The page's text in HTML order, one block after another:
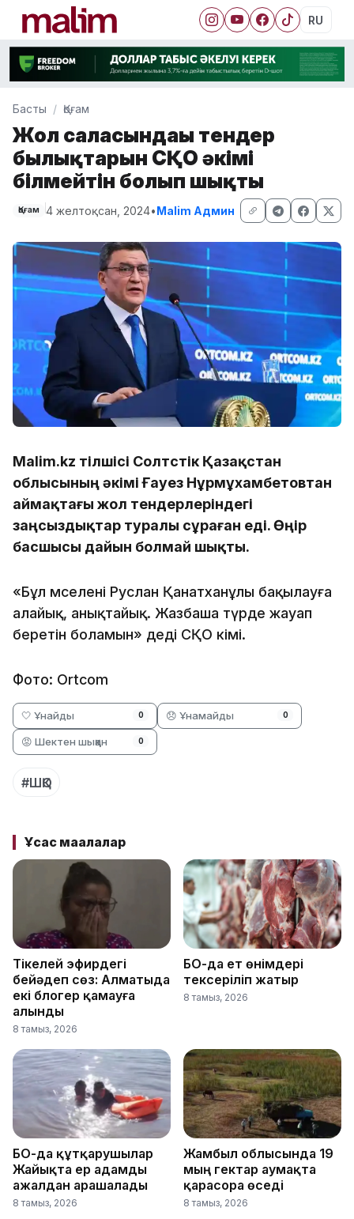
RU
Басты Қоғам
Жол саласындағы тендер
былықтарын СҚО әкімі
білмейтін болып шықты
Қоғам 4 желтоқсан, 2024•Malim Админ
Malim.kz тілшісі Солтүстік Қазақстан
облысының әкімі Ғауез Нұрмұхамбетовтан
аймақтағы жол тендерлеріндегі
заңсыздықтар туралы сұраған еді. Өңір
басшысы дайын болмай шықты.
«Бұл мәселені Руслан Қанатханұлы бақылауға
алайық, анықтайық. Жазбаша түрде жауап
беретін боламын» деді СҚО әкімі.
Фото: Ortcom
🤍 Ұнайды 0 😞 Ұнамайды 0
😡 Шектен шыққан 0
#ШҚО
Ұқсас мақалалар
Тікелей эфирдегі
бейәдеп сөз: Алматыда
екі блогер қамауға
алынды
8 тамыз, 2026
БҚО-да ет өнімдері
тексеріліп жатыр
8 тамыз, 2026
БҚО-да құтқарушылар
Жайықта ер адамды
ажалдан арашалады
8 тамыз, 2026
Жамбыл облысында 19
мың гектар аумақта
қарасора өседі
8 тамыз, 2026